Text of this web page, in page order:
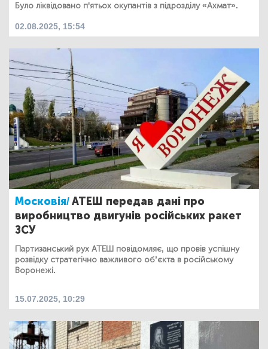
Було ліквідовано п'ятьох окупантів з підрозділу «Ахмат».
02.08.2025, 15:54
Московія/АТЕШ передав дані про
виробництво двигунів російських ракет
ЗСУ
Партизанський рух АТЕШ повідомляє, що провів успішну
розвідку стратегічно важливого об’єкта в російському
Воронежі.
15.07.2025, 10:29